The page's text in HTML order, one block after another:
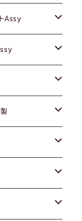
Assy